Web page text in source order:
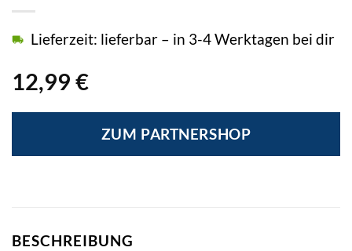
12,99 €
Lieferzeit: lieferbar – in 3-4 Werktagen bei dir
ZUM PARTNERSHOP
BESCHREIBUNG